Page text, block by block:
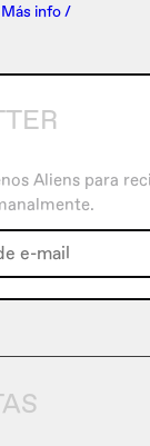
Más info /
Aliens para